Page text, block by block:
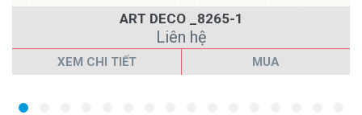
ART DECO _8265-1
Liên hệ
XEM CHI TIẾT MUA